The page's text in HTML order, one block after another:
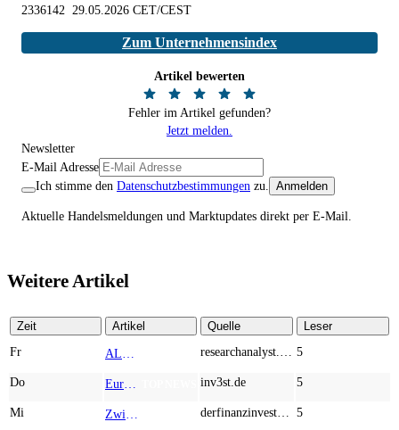
2336142 29.05.2026 CET/CEST
Zum Unternehmensindex
Artikel bewerten
Fehler im Artikel gefunden?
Jetzt melden.
Newsletter
E-Mail Adresse
Ich stimme den Datenschutzbestimmungen zu. Anmelden
Aktuelle Handelsmeldungen und Marktupdates direkt per E-Mail.
Weitere Artikel
Zeit Artikel Quelle
Leser
Fr
5
Do inv3st.de 5
Mi 5